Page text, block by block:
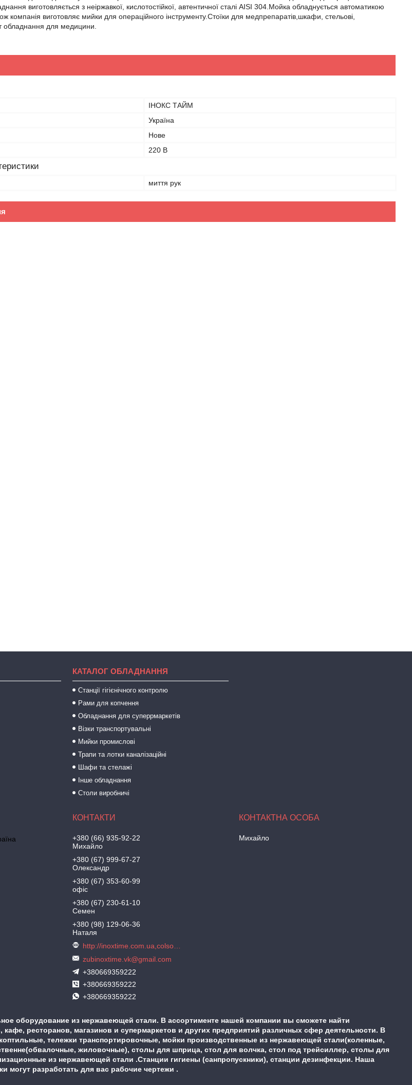
виготовляється з неіржавкої, кислотостійкої, автентичної сталі AISI 304.Мойка обладнується автоматикою
компанія виготовляє мийки для операційного інструменту.Стоїки для медпрепаратів,шкафи, стельові,
обладнання для медицини.
ІНОКС ТАЙМ
Україна
Нове
220 В
миття рук
КАТАЛОГ ОБЛАДНАННЯ
Станції гігієнічного контролю
Рами для копчення
Обладнання для суперрмаркетів
Візки транспортувальні
Мийки промислові
Трапи та лотки каналізаційні
Шафи та стелажі
Інше обладнання
Столи виробничі
+380 (66) 935-92-22
Михайло
+380 (67) 999-67-27
Олександр
+380 (67) 353-60-99
офіс
+380 (67) 230-61-10
Семен
+380 (98) 129-06-36
Наталя
zubinoxtime.vk@gmail.com
+380669359222
+380669359222
+380669359222
Михайло
оборудование из нержавеющей стали. В ассортименте нашей компании вы сможете найти
ресторанов, магазинов и супермаркетов и других предприятий различных сфер деятельности. В
тележки транспортировочные, мойки производственные из нержавеющей стали(коленные,
жиловочные), столы для шприца, стол для волчка, стол под трейсиллер, столы для
из нержавеющей стали .Станции гигиены (санпропускники), станции дезинфекции. Наша
могут разработать для вас рабочие чертежи .